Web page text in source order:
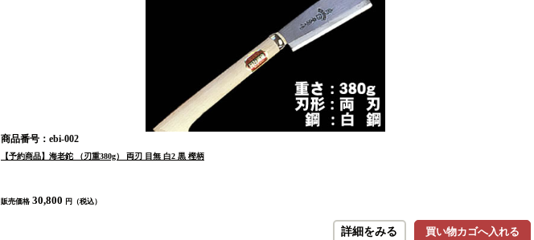
商品番号：ebi-002
【予約商品】海老鉈 （刃重380g） 両刃 目無 白2 黒 樫柄
販売価格 30,800 円（税込）
買い物カゴへ入れる
詳細をみる